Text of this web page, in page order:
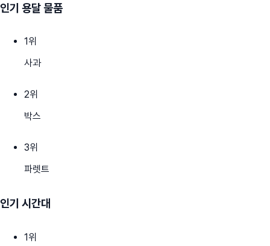
인기 용달 물품
1위
사과
2위
박스
3위
파렛트
인기 시간대
1위